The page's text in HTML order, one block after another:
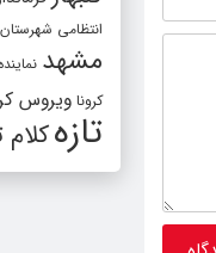
انتظامی
مشهد
کرونا ویروس
تازهکلام